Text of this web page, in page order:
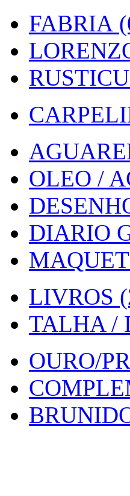
FABRIA
OLEO /
DIARIO
LIVROS
TALHA /
OURO/